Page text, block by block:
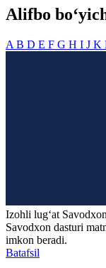
Alifbo
A B D E F G H I J K
Izohli lugʻat Savodxon
Savodxon dasturi
imkon beradi.
Batafsil